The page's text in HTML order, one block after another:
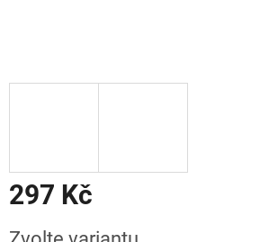
297 Kč